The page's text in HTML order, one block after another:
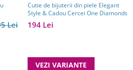
Lei
Cutie de bijuterii din piele Elegant
Style & Cadou Cercei One Diamonds
194 Lei
VEZI VARIANTE